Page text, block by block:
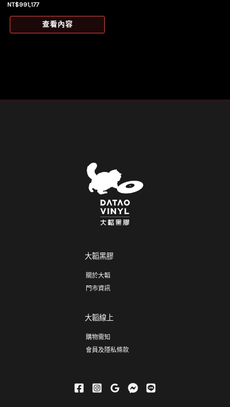
NT$991,177
查看內容
大韜黑膠
關於大韜
門市資訊
大韜線上
購物需知
會員及隱私條款